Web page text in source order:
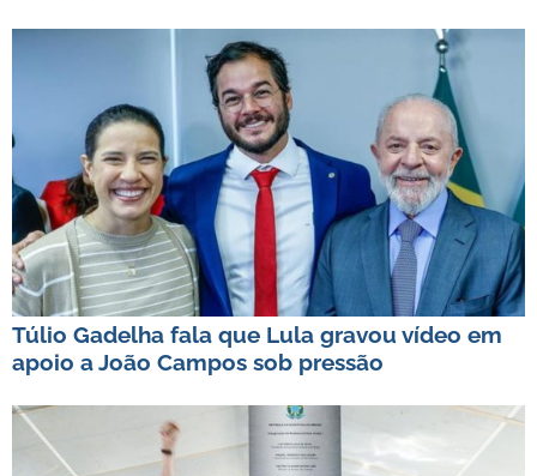
Túlio Gadelha fala que Lula gravou vídeo em
apoio a João Campos sob pressão